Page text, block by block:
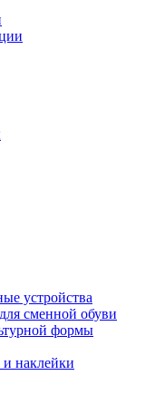
устройства
сменной обуви
формы
наклейки